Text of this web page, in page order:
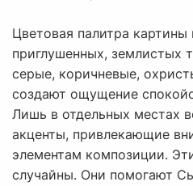
Цветовая палитра
приглушенных, землистых
серые, коричневые,
создают ощущение
Лишь в отдельных местах
акценты, привлекающие
элементам композиции.
случайны. Они помогают